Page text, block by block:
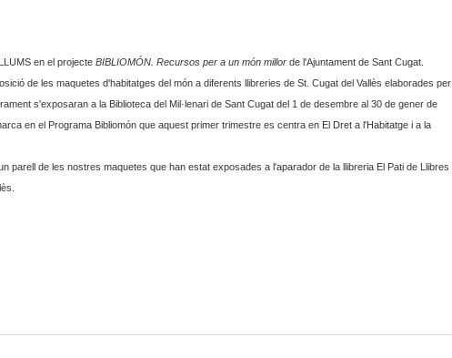
en el projecteBIBLIOMÓN. Recursos per a un món millor de l'Ajuntament de Sant Cugat.
de les maquetes d'habitatges del món a diferents llibreries de St. Cugat del Vallès elaborades per
s'exposaran a la Biblioteca del Mil·lenari de Sant Cugat del 1 de desembre al 30 de gener de
en el Programa Bibliomón que aquest primer trimestre es centra en El Dret a l'Habitatge i a la
parell de les nostres maquetes que han estat exposades a l'aparador de la llibreria El Pati de Llibres